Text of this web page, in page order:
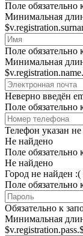
Поле обязательно
Минимальная
Поле обязательно
Минимальная
Неверно введён
Поле обязательно
Телефон указан
Не найдено
Поле обязательно
Не найдено
Город не найден :(
Поле обязательно
Обязательно к
Минимальная